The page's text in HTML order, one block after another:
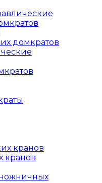
домкратов
кранов
кранов